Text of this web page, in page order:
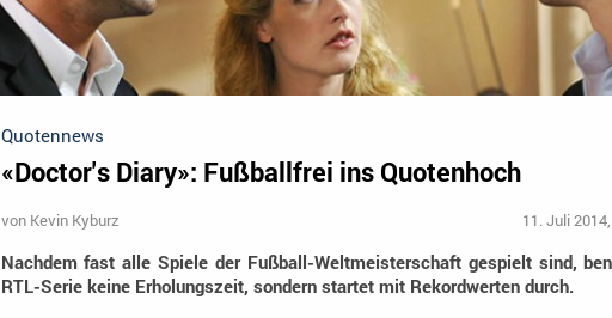
Quotennews
«Doctor's Diary»: Fußballfrei ins Quotenhoch
von Kevin Kyburz 11. Juli
Nachdem fast alle Spiele der Fußball-Weltmeisterschaft gespielt sind,
RTL-Serie keine Erholungszeit, sondern startet mit Rekordwerten durch.